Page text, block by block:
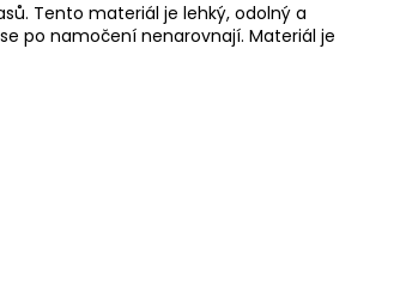
Tento materiál je lehký, odolný a
po namočení nenarovnají. Materiál je